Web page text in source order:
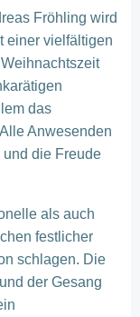
Fröhling wird
einer vielfältigen
das
Anwesenden
die Freude
als auch
festlicher
schlagen. Die
der Gesang